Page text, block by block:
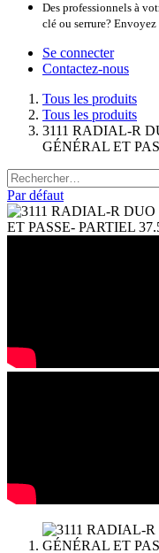
Des professionnels à
clé ou serrure?
Se connecter
Contactez-nous
Tous les produits
Tous les produits
3111 RADIAL-R
GÉNÉRAL ET
Par défaut